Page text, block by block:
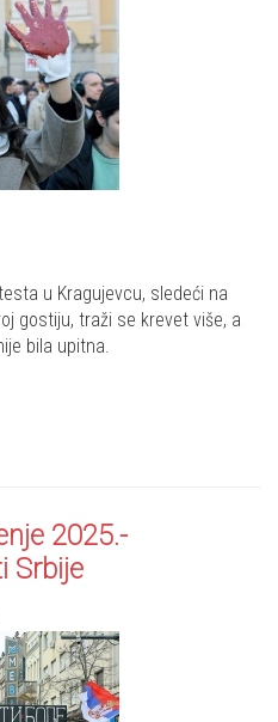
u Kragujevcu, sledeći na
gostiju, traži se krevet više, a
bila upitna.
2025.-
Srbije